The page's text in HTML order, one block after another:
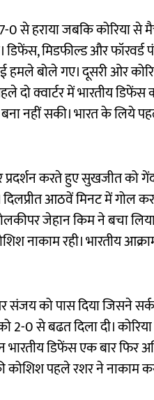
हराया जबकि कोरिया से
मिडफील्ड और फॉरवर्ड
बोले गए। दूसरी ओर
दो क्वार्टर में भारतीय
नहीं सकी। भारत के
करते हुए सुखजीत को
दिलप्रीत आठवें मिनट में
जेहान किम ने बचा
नाकाम रही। भारतीय
संजय को पास दिया जिसने
2-0 से बढत दिला दी।
डिफेंस एक बार फिर
कोशिश पहले रशर ने नाकाम